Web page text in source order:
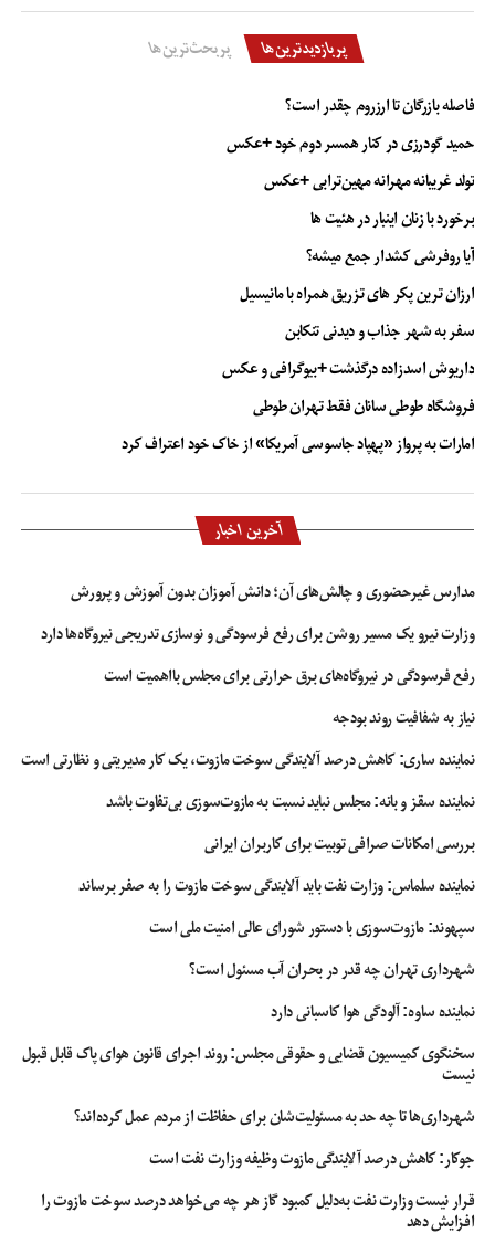
پربازدیدترین‌ها پربحث‌ترین‌ها
فاصله بازرگان تا ارزروم چقدر است؟
حمید گودرزی در کنار همسر دوم خود +عکس
تولد غریبانه مهرانه مهین‌ترابی +عکس
برخورد با زنان اینبار در هئیت ها
آیا روفرشی کشدار جمع میشه؟
ارزان ترین پکر های تزریق همراه با مانیسیل
سفر به شهر جذاب و دیدنی تنکابن
داریوش اسدزاده درگذشت +بیوگرافی و عکس
فروشگاه طوطی سانان فقط تهران طوطی
امارات به پرواز «پهپاد جاسوسی آمریکا» از خاک خود اعتراف کرد
آخرین اخبار
مدارس غیرحضوری و چالش‌های آن؛ دانش آموزان بدون آموزش و پرورش
وزارت نیرو یک مسیر روشن برای رفع فرسودگی و نوسازی تدریجی نیروگاه‌ها دارد
رفع فرسودگی در نیروگاه‌های برق حرارتی برای مجلس بااهمیت است
نیاز به شفافیت روند بودجه
نماینده ساری: کاهش درصد آلایندگی سوخت مازوت، یک کار مدیریتی و نظارتی است
نماینده سقز و بانه: مجلس نباید نسبت به مازوت‌سوزی بی‌تفاوت باشد
بررسی امکانات صرافی توبیت برای کاربران ایرانی
نماینده سلماس: وزارت نفت باید آلایندگی سوخت مازوت را به صفر برساند
سپهوند:‌ مازوت‌سوزی با دستور شورای عالی امنیت ملی است
شهرداری تهران چه قدر در بحران آب مسئول است؟
نماینده ساوه: آلودگی هوا کاسبانی دارد
سخنگوی کمیسیون قضایی و حقوقی مجلس: روند اجرای قانون هوای پاک قابل قبول
نیست
شهرداری‌ها تا چه حد به مسئولیت‌شان برای حفاظت از مردم عمل کرده‌اند؟
جوکار: کاهش درصد آلایندگی مازوت وظیفه وزارت نفت است
قرار نیست وزارت نفت به‌دلیل کمبود گاز هر چه می‌خواهد درصد سوخت مازوت را
افزایش دهد